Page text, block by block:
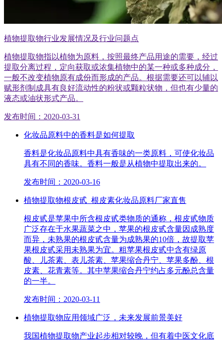
植物提取物行业发展情况及行业问题点
植物提取物指以植物为原料，按照最终产品用途的需要，经过
提取分离过程，定向获取或浓集植物中的某一种或多种成分，
一般不改变植物原有成份而形成的产品。根据需要还可以辅以
赋形剂制成具有良好流动性的粉状或颗粒状物，但也有少量的
液态或油状形式产品。
发布时间：2020-03-31
化妆品原料中的香料是如何提取
香料是化妆品原料中具有香味的一类原料，可使化妆品
具有不同的香味。香料一般是从植物中提取出来的。
发布时间：2020-03-16
植物提取物根皮甙_根皮素化妆品原料厂家直售
根皮甙是苹果中所含根皮甙类物质的通称，根皮甙物质
广泛存在于水果蔬菜之中，苹果的根皮甙含量因成熟度
而异，未熟果的根皮甙含量为成熟果的10倍，故提取苹
果根皮甙采用未熟果为宜。粗苹果根皮甙中含有绿原
酸、儿茶素、表儿茶素、苹果缩合丹宁、苹果多酚、根
皮素、花青素等。其中苹果缩合丹宁约占多元酚总含量
的一半。
发布时间：2020-03-11
植物提取物应用领域广泛，未来发展前景美好
我国植物提取物产业起步相对较晚，但有着中医文化底